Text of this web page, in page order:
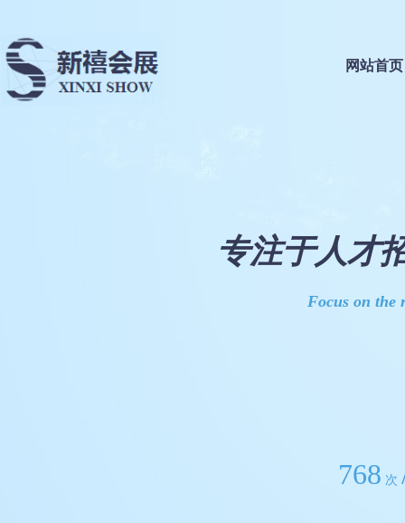
专注于人才
Focus on the
768 次
网站首页